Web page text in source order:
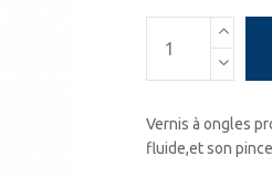
Vernis à ongles
fluide,et son